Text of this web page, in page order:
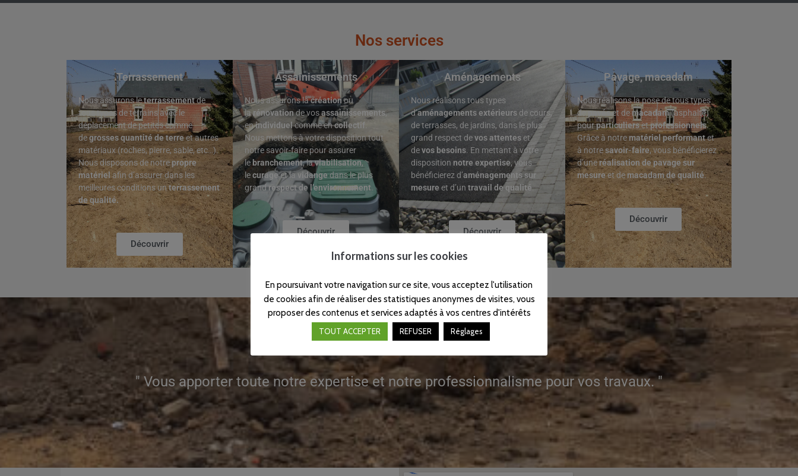
Nos services
Terrassement
Nous assurons leterrassementde
tous types de terrains avec le
déplacement de petites comme
degrosses quantité de terreet autres
matériaux (roches, pierre, sable, etc…).
Nous disposons de notrepropre
matériel afin d’assurer dans les
meilleures conditions unterrassement
de qualité.
Découvrir
Assainissements
Nous assurons lacréationou
larénovationde vosassainissements,
enindividuelcomme encollectif
Nous mettons à votre disposition tout
notre savoir-faire pour assurer
le branchement, laviabilisation,
lecurageet lavidangedans le plus
grandrespect de l’environnement
Découvrir
Aménagements
Nous réalisons tous types
d’aménagements extérieurs de cours,
de terrasses, de jardins, dans le plus
grand respect devos attenteset
devos besoins. En mettant à votre
disposition notre expertise, vous
bénéficierez d’aménagements sur
mesure et d’un travail de qualité.
Découvrir
Pavage, macadam
Nous réalisons la pose de tous types
depavéset demacadam(asphalte)
pourparticuliersetprofessionnels.
Grâce à notrematériel performantet
à notresavoir-faire, vous bénéficierez
d’uneréalisation de pavage sur
mesureet demacadam de qualité.
Découvrir
" Vous apporter toute notre expertise et notre professionnalisme pour vos travaux. "
Informations sur les cookies
En poursuivant votre navigation sur ce site, vous acceptez l'utilisation
de cookies afin de réaliser des statistiques anonymes de visites, vous
proposer des contenus et services adaptés à vos centres d'intérêts
TOUT ACCEPTER REFUSER Réglages